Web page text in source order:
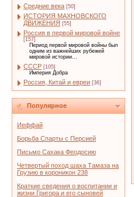
Средние века [50]
ИСТОРИЯ МАХНОВСКОГО
ДВИЖЕНИЯ [55]
Россия в первой мировой войне
[157]
Период первой мировой войны был
одним из важнейших рубежей
мировой истории...
СССР [105]
Империя Добра
Россия, Китай и евреи [36]
Популярное
Иеффай
Борьба Спарты с Персией
Письмо Сахака Феодосию
Четвертый поход шаха Тамаза на
Грузию в короникон 238
Краткие сведения о воспитании и
жизни Григора и его сыновей